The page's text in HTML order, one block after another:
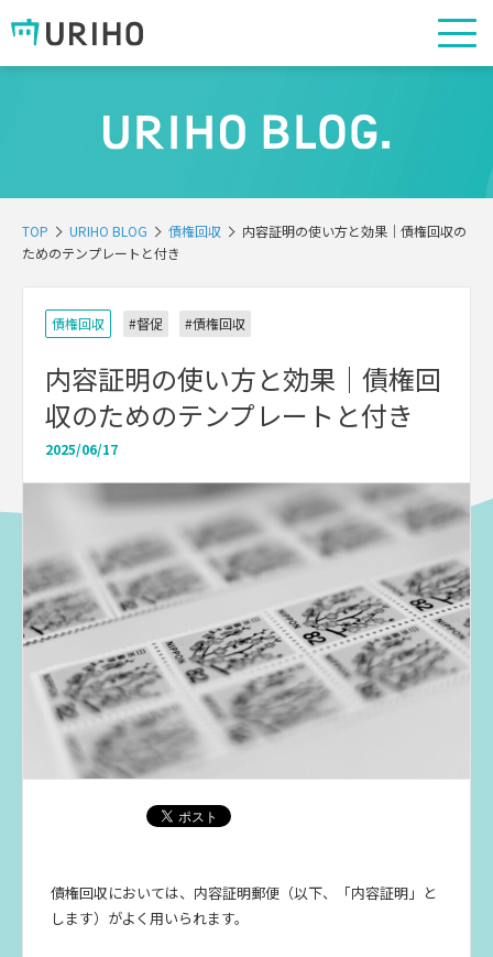
TOP URIHO BLOG 債権回収
内容証明の使い方と効果｜債権回収の
ためのテンプレートと付き
債権回収 #督促 #債権回収
内容証明の使い方と効果｜債権回
収のためのテンプレートと付き
2025/06/17
債権回収においては、内容証明郵便（以下、「内容証明」と
します）がよく用いられます。